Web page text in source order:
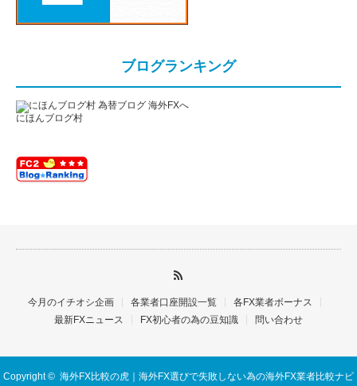
ブログランキング
にほんブログ村
今月のイチオシ企画 各業者口座開設一覧
各FX業者ボーナス
最新FXニュース
FX初心者の為の豆知識 問い合わせ
Copyright © 海外FX比較の虎｜海外FX選びで失敗しない為の海外FX業者比較ナビ